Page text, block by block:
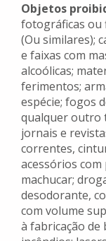
Objetos
fotográficas ou
(Ou similares);
e faixas com
alcoólicas;
ferimentos;
espécie; fogos
qualquer outro
jornais e
correntes,
acessórios
machucar;
desodorante,
com volume
à fabricação de